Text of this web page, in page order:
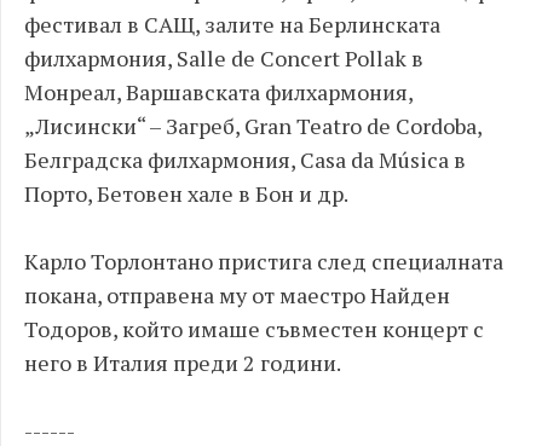
фестивал в САЩ, залите на Берлинската
филхармония, Salle de Concert Pollak в
Монреал, Варшавската филхармония,
„Лисински“ – Загреб, Gran Teatro de Cordoba,
Белградска филхармония, Casa da Música в
Порто, Бетовен хале в Бон и др.
Карло Торлонтано пристига след специалната
покана, отправена му от маестро Найден
Тодоров, който имаше съвместен концерт с
него в Италия преди 2 години.
------